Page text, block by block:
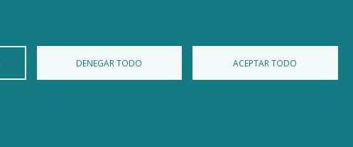
DENEGAR TODO ACEPTAR TODO